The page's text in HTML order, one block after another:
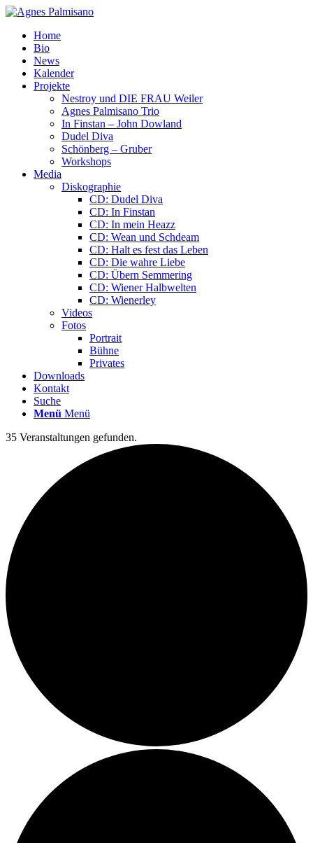
Home
Bio
News
Kalender
Projekte
Nestroy und DIE FRAU Weiler
Agnes Palmisano Trio
In Finstan – John Dowland
Dudel Diva
Schönberg – Gruber
Workshops
Media
Diskographie
CD: Dudel Diva
CD: In Finstan
CD: In mein Heazz
CD: Wean und Schdeam
CD: Halt es fest das Leben
CD: Die wahre Liebe
CD: Übern Semmering
CD: Wiener Halbwelten
CD: Wienerley
Videos
Fotos
Portrait
Bühne
Privates
Downloads
Kontakt
Suche
Menü Menü
35 Veranstaltungen gefunden.